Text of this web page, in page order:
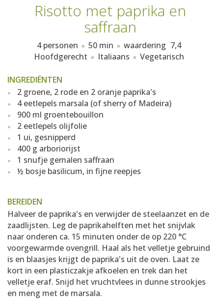
Risotto met paprika en
saffraan
4 personen 50 min waardering 7,4
Hoofdgerecht
Italiaans Vegetarisch
INGREDIËNTEN
2 groene, 2 rode en 2 oranje paprika's
4 eetlepels marsala (of sherry of Madeira)
900 ml groentebouillon
2 eetlepels olijfolie
1 ui, gesnipperd
400 g arboriorijst
1 snufje gemalen saffraan
½ bosje basilicum, in fijne reepjes
BEREIDEN
Halveer de paprika's en verwijder de steelaanzet en de
zaadlijsten. Leg de paprikahelften met het snijvlak
naar onderen ca. 15 minuten onder de op 220 °C
voorgewarmde ovengrill. Haal als het velletje gebruind
is en blaasjes krijgt de paprika's uit de oven. Laat ze
kort in een plasticzakje afkoelen en trek dan het
velletje eraf. Snijd het vruchtvlees in dunne strookjes
en meng met de marsala.